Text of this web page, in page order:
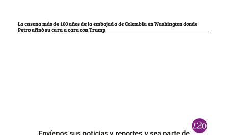
La casona más de 100 años de la embajada de Colombia en Washington donde
Petro afinó su cara a cara con Trump